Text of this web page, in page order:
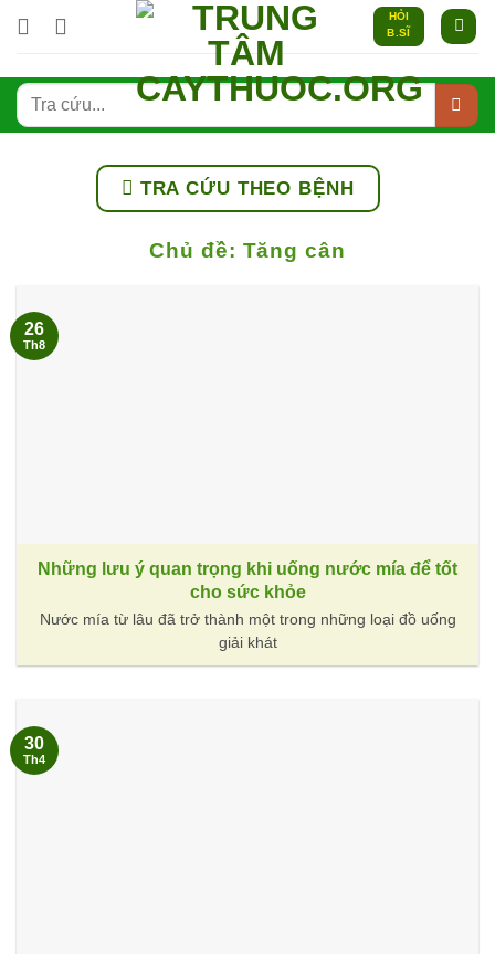
qua
dung
HỎI
B.SĨ
TRA CỨU THEO BỆNH
Chủ đề: Tăng cân
Những lưu ý quan trọng khi uống nước mía để tốt
cho sức khỏe
Nước mía từ lâu đã trở thành một trong những loại đồ uống
giải khát
26
Th8
30
Th4